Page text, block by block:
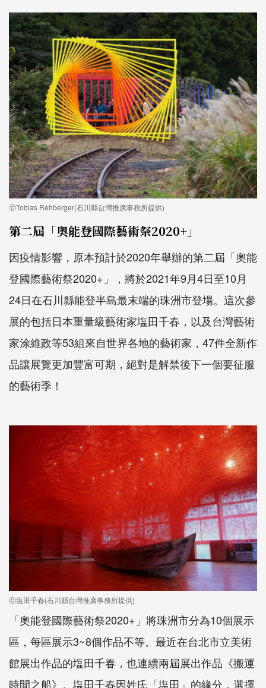
ⓒTobias Rehberger(石川縣台灣推廣事務所提供)
第二屆「奧能登國際藝術祭2020+」
因疫情影響，原本預計於2020年舉辦的第二屆「奧能
登國際藝術祭2020+」，將於2021年9月4日至10月
24日在石川縣能登半島最末端的珠洲市登場。這次參
展的包括日本重量級藝術家塩田千春，以及台灣藝術
家涂維政等53組來自世界各地的藝術家，47件全新作
品讓展覽更加豐富可期，絕對是解禁後下一個要征服
的藝術季！
ⓒ塩田千春(石川縣台灣推廣事務所提供)
「奧能登國際藝術祭2020+」將珠洲市分為10個展示
區，每區展示3~8個作品不等。最近在台北市立美術
館展出作品的塩田千春，也連續兩屆展出作品《搬運
時間之船》。塩田千春因姓氏「塩田」的緣分，選擇